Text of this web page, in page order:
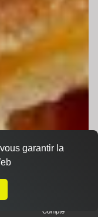
Compte
garantir la